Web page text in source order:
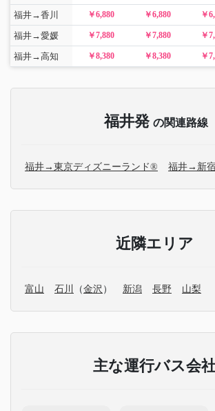
福井→香川 ￥6,880 ￥6,880 ￥
福井→愛媛 ￥7,880 ￥7,880 ￥
福井→高知 ￥8,380 ￥8,380 ￥
福井発 の関連路線
福井→東京ディズニーランド® 福井→新
近隣エリア
富山 石川 （金沢 ） 新潟 長野 山梨
主な運行バス会